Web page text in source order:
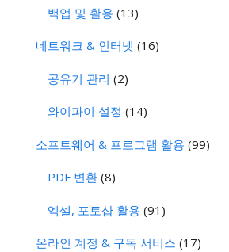
백업 및 활용 (13)
네트워크 & 인터넷 (16)
공유기 관리 (2)
와이파이 설정 (14)
소프트웨어 & 프로그램 활용 (99)
PDF 변환 (8)
엑셀, 포토샵 활용 (91)
온라인 계정 & 구독 서비스 (17)